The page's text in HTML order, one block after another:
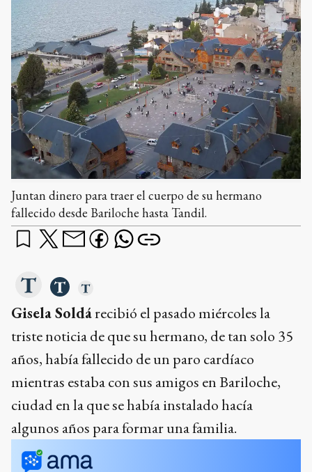
Juntan dinero para traer el cuerpo de su hermano
fallecido desde Bariloche hasta Tandil.
Gisela Soldárecibió el pasado miércoles la
triste noticia de que su hermano, de tan solo 35
años, había fallecido de un paro cardíaco
mientras estaba con sus amigos en Bariloche,
ciudad en la que se había instalado hacía
algunos años para formar una familia.